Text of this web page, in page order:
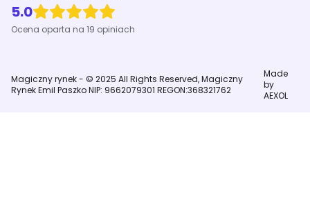
5.0
Ocena oparta na 19 opiniach
Magiczny rynek - © 2025 All Rights Reserved, Magiczny
Rynek Emil Paszko NIP: 9662079301 REGON:368321762
Made
by
AEXOL